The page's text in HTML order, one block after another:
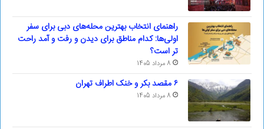
راهنمای انتخاب بهترین محله‌های دبی برای سفر
اولی‌ها: کدام مناطق برای دیدن و رفت و آمد راحت
تر است؟
8 مرداد 1405
۶ مقصد بکر و خنک اطراف تهران
8 مرداد 1405